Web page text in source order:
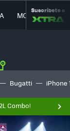
MOVILIDAD
Suscríbete a
Bugatti iPhone
Combo!